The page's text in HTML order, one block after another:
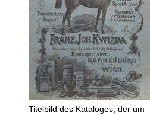
Titelbild des Kataloges, der um